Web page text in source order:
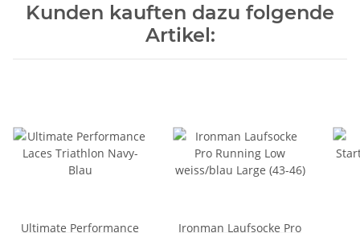
Kunden kauften dazu folgende
Artikel:
Ultimate Performance
Ironman Laufsocke Pro